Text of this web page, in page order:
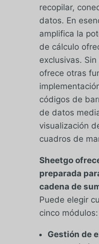
recopilar,
datos. En
amplifica la
de cálculo
exclusivas.
ofrece otras
códigos de
de datos
visualización
cuadros de
Sheetgo
preparada
cadena de
Puede elegir
cinco módulos:
Gestión de